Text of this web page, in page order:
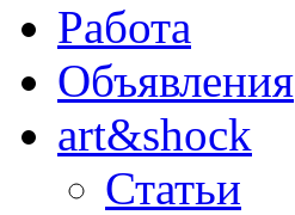
Работа
Объявления
art&shock
Статьи